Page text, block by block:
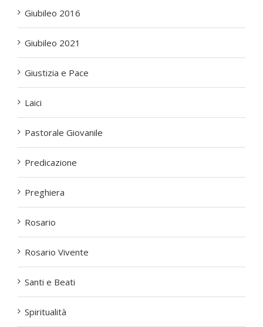
Giubileo 2016
Giubileo 2021
Giustizia e Pace
Laici
Pastorale Giovanile
Predicazione
Preghiera
Rosario
Rosario Vivente
Santi e Beati
Spiritualità